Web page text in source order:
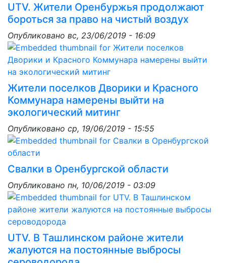
UTV. Жители Оренбуржья продолжают
бороться за право на чистый воздух
Опубликовано вс, 23/06/2019 - 16:09
Жители поселков Дворики и Красного
Коммунара намерены выйти на
экологический митинг
Опубликовано ср, 19/06/2019 - 15:55
Свалки в Оренбургской области
Опубликовано пн, 10/06/2019 - 03:09
UTV. В Ташлинском районе жители
жалуются на постоянные выбросы